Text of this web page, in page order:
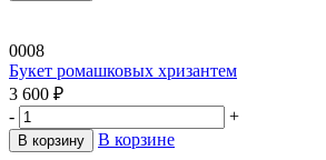
0008
Букет ромашковых хризантем
3 600 ₽
-
+
В корзину В корзине